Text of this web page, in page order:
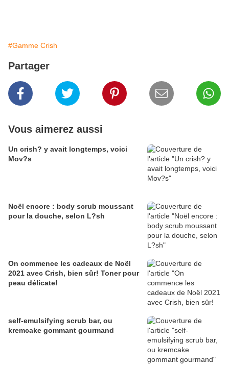
#Gamme Crish
Partager
Vous aimerez aussi
Un crish? y avait longtemps, voici
Mov?s
Noël encore : body scrub moussant
pour la douche, selon L?sh
On commence les cadeaux de Noël
2021 avec Crish, bien sûr! Toner pour
peau délicate!
self-emulsifying scrub bar, ou
kremcake gommant gourmand